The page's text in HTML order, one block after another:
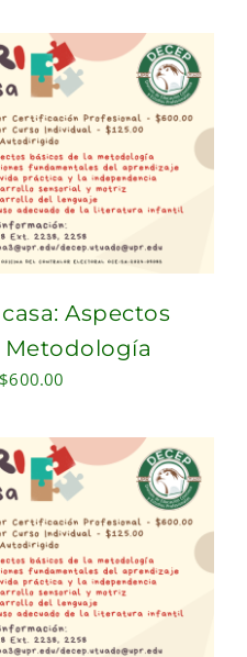
Aspectos
Metodología
Original
$600.00
is:
$600.00.